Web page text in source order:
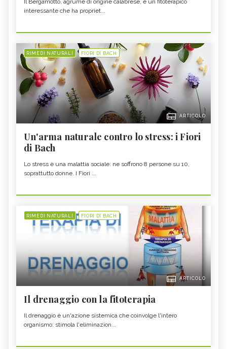
Il Bergamotto, agrume di origine calabrese, è un fitoterapico
interessante che ha propriet...
RIMEDI NATURALI FIORI DI BACH
ARTICOLO
Un'arma naturale contro lo stress: i Fiori
di Bach
Lo stress è una malattia sociale: ne soffrono 8 persone su 10,
soprattutto donne. I Fiori ...
RIMEDI NATURALI FIORI DI BACH
ARTICOLO
Il drenaggio con la fitoterapia
Il drenaggio è un'azione sistemica che coinvolge l'intero
organismo: stimola l'eliminazion...